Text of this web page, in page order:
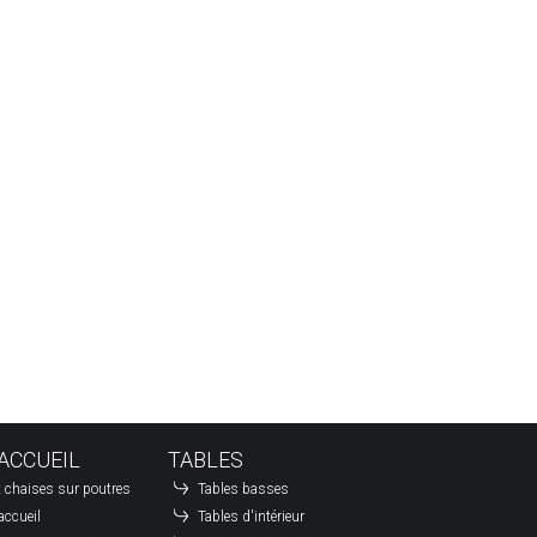
chaises sur poutres
TABLES
Tables basses
Tables d'intérieur